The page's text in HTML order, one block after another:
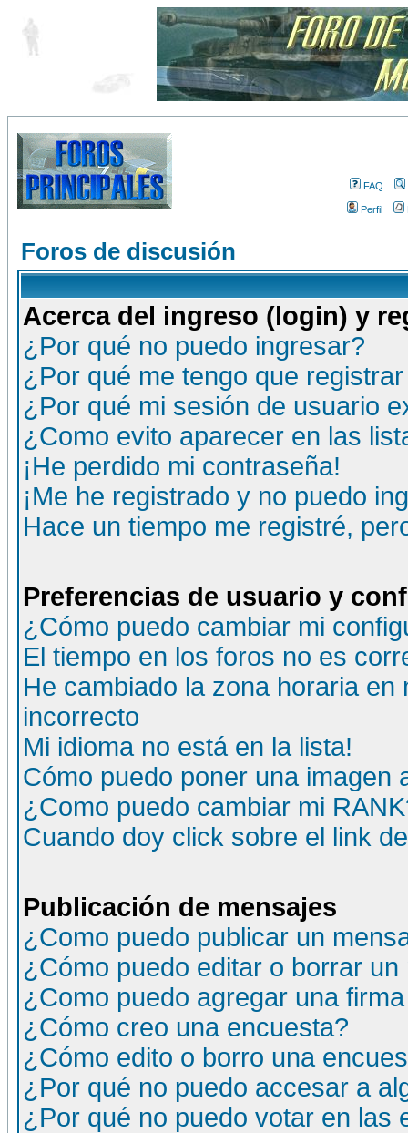
FAQ
Perfil
Foros de discusión
Acerca del ingreso (login) y
¿Por qué no puedo ingresar?
¿Por qué me tengo que
¿Por qué mi sesión de usuario
¿Como evito aparecer en las
¡He perdido mi contraseña!
¡Me he registrado y no puedo
Hace un tiempo me registré,
Preferencias de usuario y
¿Cómo puedo cambiar mi
El tiempo en los foros no es
He cambiado la zona horaria
incorrecto
Mi idioma no está en la lista!
Cómo puedo poner una imagen
¿Como puedo cambiar mi
Cuando doy click sobre el link
Publicación de mensajes
¿Como puedo publicar un
¿Cómo puedo editar o borrar un
¿Como puedo agregar una
¿Cómo creo una encuesta?
¿Cómo edito o borro una
¿Por qué no puedo accesar a
¿Por qué no puedo votar en las